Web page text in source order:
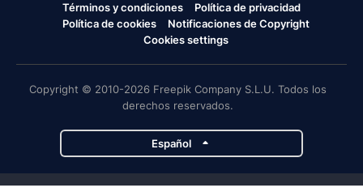
Términos y condiciones
Política de privacidad
Política de cookies
Notificaciones de Copyright
Cookies settings
Copyright © 2010-2026 Freepik Company S.L.U. Todos los
derechos reservados.
Español